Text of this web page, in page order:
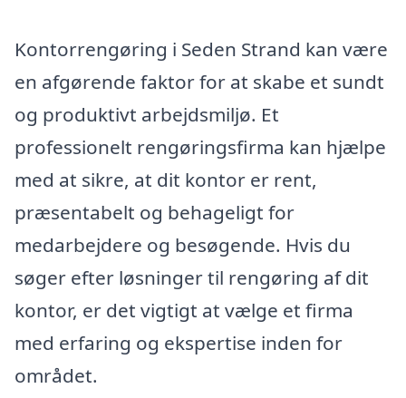
Kontorrengøring i Seden Strand kan være
en afgørende faktor for at skabe et sundt
og produktivt arbejdsmiljø. Et
professionelt rengøringsfirma kan hjælpe
med at sikre, at dit kontor er rent,
præsentabelt og behageligt for
medarbejdere og besøgende. Hvis du
søger efter løsninger til rengøring af dit
kontor, er det vigtigt at vælge et firma
med erfaring og ekspertise inden for
området.